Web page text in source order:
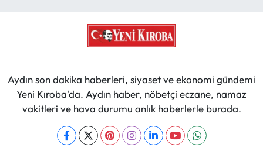
Aydın son dakika haberleri, siyaset ve ekonomi gündemi
Yeni Kıroba'da. Aydın haber, nöbetçi eczane, namaz
vakitleri ve hava durumu anlık haberlerle burada.